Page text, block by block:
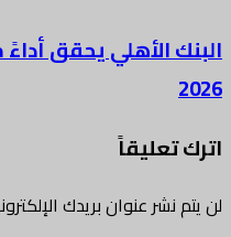
البنك الأهلي يحقق
2026
اترك تعليقاً
لن يتم نشر عنوان بريدك